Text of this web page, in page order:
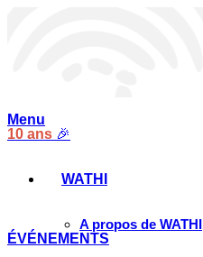
10 ans 🎉
ÉVÉNEMENTS
Menu
WATHI
A propos de WATHI